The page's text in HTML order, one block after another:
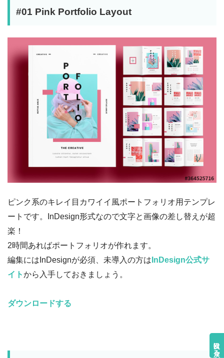
目次に戻る
#01 Pink Portfolio Layout
ピンク系のキレイ目カワイイ風ポートフォリオ用テンプレ
ートです。InDesign形式なので文字と画像の差し替えが超
楽！
2時間あればポートフォリオが作れます。
編集にはInDesignが必須、未導入の方は InDesign公式サ
イトから入手しておきましょう。
ダウンロードする